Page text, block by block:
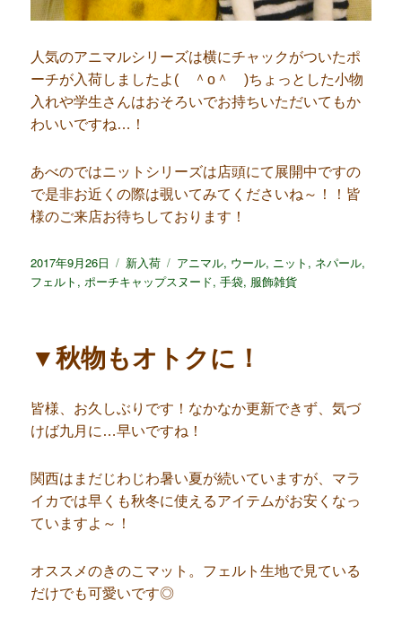
人気のアニマルシリーズは横にチャックがついたポ
ーチが入荷しましたよ( ＾o＾ )ちょっとした小物
入れや学生さんはおそろいでお持ちいただいてもか
わいいですね…！
あべのではニットシリーズは店頭にて展開中ですの
で是非お近くの際は覗いてみてくださいね～！！皆
様のご来店お待ちしております！
投
稿
2017年9月26日
カ
テ
新入荷
タ
グ
アニマル, ウール, ニット , ネパール,
フェルト ,ポーチキャップスヌード,手袋, 服飾雑貨
▼秋物もオトクに！
皆様、お久しぶりです！なかなか更新できず、気づ
けば九月に…早いですね！
関西はまだじわじわ暑い夏が続いていますが、マラ
イカでは早くも秋冬に使えるアイテムがお安くなっ
ていますよ～！
オススメのきのこマット。フェルト生地で見ている
だけでも可愛いです◎